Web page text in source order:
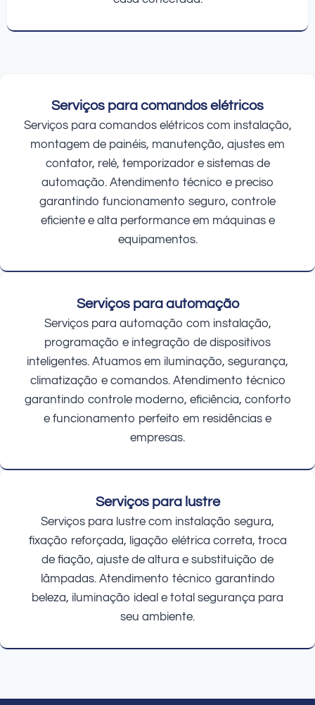
Serviços para comandos elétricos
Serviços para comandos elétricos com instalação,
montagem de painéis, manutenção, ajustes em
contator, relé, temporizador e sistemas de
automação. Atendimento técnico e preciso
garantindo funcionamento seguro, controle
eficiente e alta performance em máquinas e
equipamentos.
Serviços para automação
Serviços para automação com instalação,
programação e integração de dispositivos
inteligentes. Atuamos em iluminação, segurança,
climatização e comandos. Atendimento técnico
garantindo controle moderno, eficiência, conforto
e funcionamento perfeito em residências e
empresas.
Serviços para lustre
Serviços para lustre com instalação segura,
fixação reforçada, ligação elétrica correta, troca
de fiação, ajuste de altura e substituição de
lâmpadas. Atendimento técnico garantindo
beleza, iluminação ideal e total segurança para
seu ambiente.